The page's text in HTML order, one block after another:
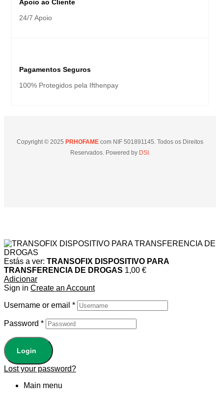
Apoio ao Cliente
24/7 Apoio
Pagamentos Seguros
100% Protegidos pela Ifthenpay
Copyright © 2025 PRHOFAME com NIF 501891145. Todos os Direitos
Reservados. Powered byDSI.
Estás a ver: TRANSOFIX DISPOSITIVO PARA
TRANSFERENCIA DE DROGAS 1,00 €
Adicionar
Sign in Create an Account
Username or email *
Password *
Login
Lost your password?
Main menu